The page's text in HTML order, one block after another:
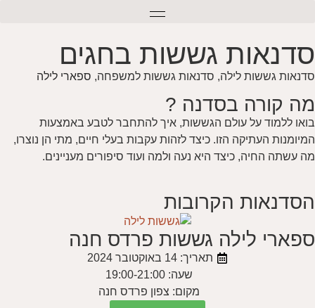
סדנאות גששות בחגים
סדנאות גששות לילה, סדנאות גששות למשפחה, ספארי לילה
מה קורה בסדנה ?
בואו ללמוד על עולם הגששות, איך להתחבר לטבע באמצעות
המיומנות העתיקה הזו. כיצד לזהות עקבות בעלי חיים, מתי הן נוצרו,
מה עשתה החיה, כיצד היא נעה ולמה ועוד סיפורים מעניינים.
הסדנאות הקרובות
ספארי לילה גששות פרדס חנה
תאריך: 14 באוקטובר 2024
שעה: 19:00-21:00
מקום: צפון פרדס חנה